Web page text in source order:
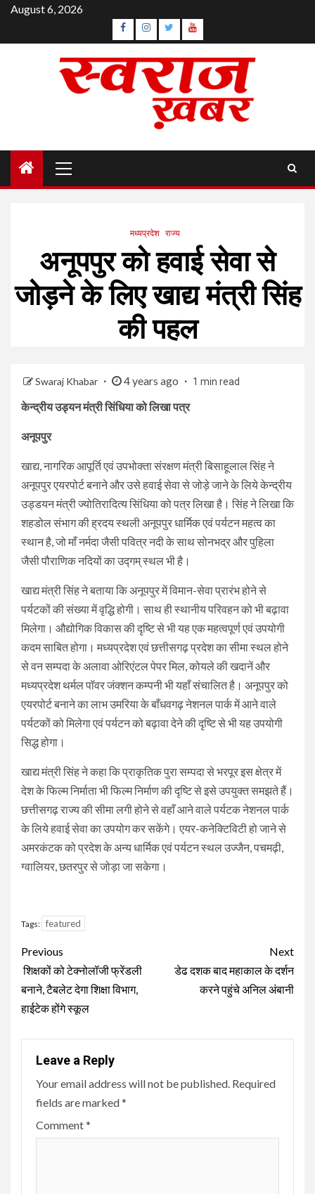
Skip
content
August 6, 2026
Facebook
Instagram
TwitterYouTube
Menu
मध्यप्रदेश राज्य
अनूपपुर को हवाई सेवा से
जोड़ने के लिए खाद्य मंत्री सिंह
की पहल
Swaraj Khabar 4 years ago 1 min read
केन्द्रीय उड्यन मंत्री सिंधिया को लिखा पत्र
अनूपपुर
खाद्य, नागरिक आपूर्ति एवं उपभोक्ता संरक्षण मंत्री बिसाहूलाल सिंह ने
अनूपपुर एयरपोर्ट बनाने और उसे हवाई सेवा से जोड़े जाने के लिये केन्द्रीय
उड्डयन मंत्री ज्योतिरादित्य सिंधिया को पत्र लिखा है। सिंह ने लिखा कि
शहडोल संभाग की ह्रदय स्थली अनूपपुर धार्मिक एवं पर्यटन महत्व का
स्थान है, जो माँ नर्मदा जैसी पवित्र नदी के साथ सोनभद्र और पुहिला
जैसी पौराणिक नदियों का उद्गम् स्थल भी है।
खाद्य मंत्री सिंह ने बताया कि अनूपपुर में विमान-सेवा प्रारंभ होने से
पर्यटकों की संख्या में वृद्धि होगी। साथ ही स्थानीय परिवहन को भी बढ़ावा
मिलेगा। औद्योगिक विकास की दृष्टि से भी यह एक महत्वपूर्ण एवं उपयोगी
कदम साबित होगा। मध्यप्रदेश एवं छत्तीसगढ़ प्रदेश का सीमा स्थल होने
से वन सम्पदा के अलावा ओरिएंटल पेपर मिल, कोयले की खदानें और
मध्यप्रदेश थर्मल पॉवर जंक्शन कम्पनी भी यहाँ संचालित है। अनूपपुर को
एयरपोर्ट बनाने का लाभ उमरिया के बाँधवगढ़ नेशनल पार्क में आने वाले
पर्यटकों को मिलेगा एवं पर्यटन को बढ़ावा देने की दृष्टि से भी यह उपयोगी
सिद्ध होगा।
खाद्य मंत्री सिंह ने कहा कि प्राकृतिक पुरा सम्पदा से भरपूर इस क्षेत्र में
देश के फिल्म निर्माता भी फिल्म निर्माण की दृष्टि से इसे उपयुक्त समझते हैं।
छत्तीसगढ़ राज्य की सीमा लगी होने से वहाँ आने वाले पर्यटक नेशनल पार्क
के लिये हवाई सेवा का उपयोग कर सकेंगे। एयर-कनेक्टिविटी हो जाने से
अमरकंटक को प्रदेश के अन्य धार्मिक एवं पर्यटन स्थल उज्जैन, पचमढ़ी,
ग्वालियर, छतरपुर से जोड़ा जा सकेगा।
Tags: featured
Continue
Reading
Previous
शिक्षकों को टेक्नोलॉजी फ्रेंडली
बनाने, टैबलेट देगा शिक्षा विभाग,
हाईटेक होंगे स्कूल
Next
डेढ दशक बाद महाकाल के दर्शन
करने पहुंचे अनिल अंबानी
Leave a Reply
Your email address will not be published. Required
fields are marked*
Comment*